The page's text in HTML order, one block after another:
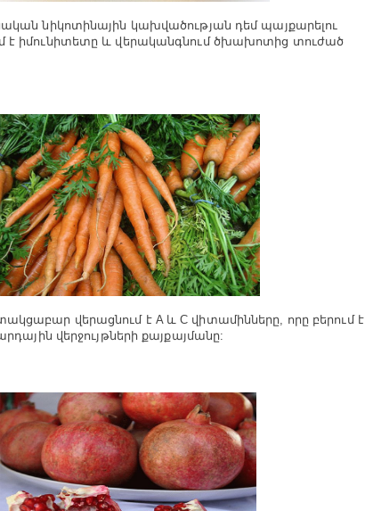
նիկոտինային կախվածության դեմ պայքարելու
է իմունիտետը և վերականգնում ծխախոտից տուժած
վերացնում է A և C վիտամինները, որը բերում է
վերջույթների քայքայմանը: